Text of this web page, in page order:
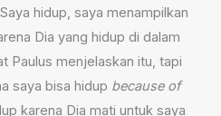
hidup, saya menampilkan
Dia yang hidup di dalam
Paulus menjelaskan itu, tapi
saya bisa hidup because of
karena Dia mati untuk saya